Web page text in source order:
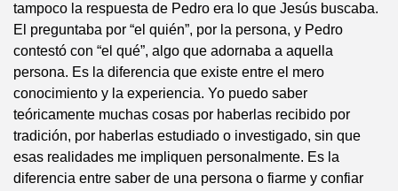
tampoco la respuesta de Pedro era lo que Jesús buscaba.
El preguntaba por “el quién”, por la persona, y Pedro
contestó con “el qué”, algo que adornaba a aquella
persona. Es la diferencia que existe entre el mero
conocimiento y la experiencia. Yo puedo saber
teóricamente muchas cosas por haberlas recibido por
tradición, por haberlas estudiado o investigado, sin que
esas realidades me impliquen personalmente. Es la
diferencia entre saber de una persona o fiarme y confiar